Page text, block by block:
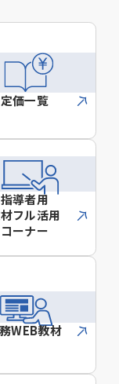
定価一覧
指導者用
フル活用
コーナー
WEB教材